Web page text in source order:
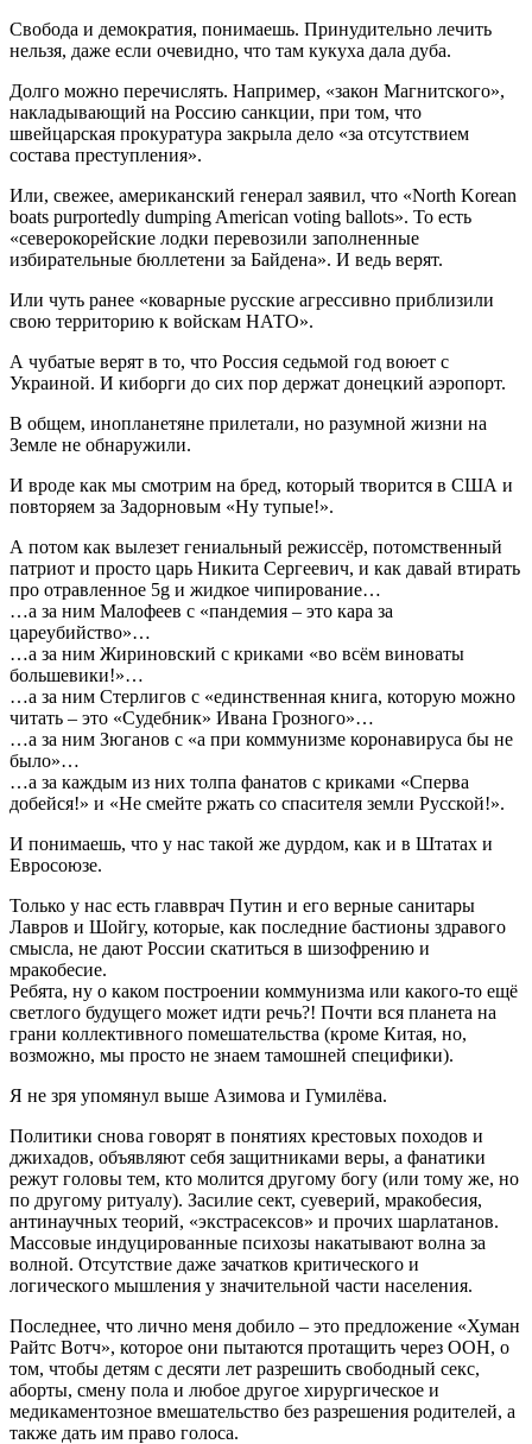
Свобода и демократия, понимаешь. Принудительно лечить
нельзя, даже если очевидно, что там кукуха дала дуба.
Долго можно перечислять. Например, «закон Магнитского»,
накладывающий на Россию санкции, при том, что
швейцарская прокуратура закрыла дело «за отсутствием
состава преступления».
Или, свежее, американский генерал заявил, что «North Korean
boats purportedly dumping American voting ballots». То есть
«северокорейские лодки перевозили заполненные
избирательные бюллетени за Байдена». И ведь верят.
Или чуть ранее «коварные русские агрессивно приблизили
свою территорию к войскам НАТО».
А чубатые верят в то, что Россия седьмой год воюет с
Украиной. И киборги до сих пор держат донецкий аэропорт.
В общем, инопланетяне прилетали, но разумной жизни на
Земле не обнаружили.
И вроде как мы смотрим на бред, который творится в США и
повторяем за Задорновым «Ну тупые!».
А потом как вылезет гениальный режиссёр, потомственный
патриот и просто царь Никита Сергеевич, и как давай втирать
про отравленное 5g и жидкое чипирование…
…а за ним Малофеев с «пандемия – это кара за
цареубийство»…
…а за ним Жириновский с криками «во всём виноваты
большевики!»…
…а за ним Стерлигов с «единственная книга, которую можно
читать – это «Судебник» Ивана Грозного»…
…а за ним Зюганов с «а при коммунизме коронавируса бы не
было»…
…а за каждым из них толпа фанатов с криками «Сперва
добейся!» и «Не смейте ржать со спасителя земли Русской!».
И понимаешь, что у нас такой же дурдом, как и в Штатах и
Евросоюзе.
Только у нас есть главврач Путин и его верные санитары
Лавров и Шойгу, которые, как последние бастионы здравого
смысла, не дают России скатиться в шизофрению и
мракобесие.
Ребята, ну о каком построении коммунизма или какого-то ещё
светлого будущего может идти речь?! Почти вся планета на
грани коллективного помешательства (кроме Китая, но,
возможно, мы просто не знаем тамошней специфики).
Я не зря упомянул выше Азимова и Гумилёва.
Политики снова говорят в понятиях крестовых походов и
джихадов, объявляют себя защитниками веры, а фанатики
режут головы тем, кто молится другому богу (или тому же, но
по другому ритуалу). Засилие сект, суеверий, мракобесия,
антинаучных теорий, «экстрасексов» и прочих шарлатанов.
Массовые индуцированные психозы накатывают волна за
волной. Отсутствие даже зачатков критического и
логического мышления у значительной части населения.
Последнее, что лично меня добило – это предложение «Хуман
Райтс Вотч», которое они пытаются протащить через ООН, о
том, чтобы детям с десяти лет разрешить свободный секс,
аборты, смену пола и любое другое хирургическое и
медикаментозное вмешательство без разрешения родителей, а
также дать им право голоса.